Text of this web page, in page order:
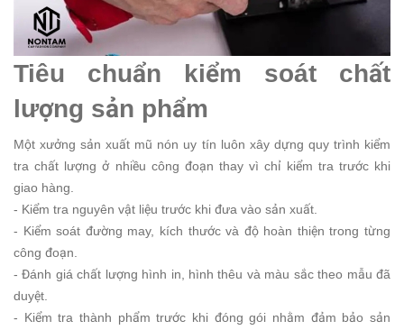
Tiêu chuẩn kiểm soát chất
lượng sản phẩm
Một xưởng sản xuất mũ nón uy tín luôn xây dựng quy trình kiểm
tra chất lượng ở nhiều công đoạn thay vì chỉ kiểm tra trước khi
giao hàng.
- Kiểm tra nguyên vật liệu trước khi đưa vào sản xuất.
- Kiểm soát đường may, kích thước và độ hoàn thiện trong từng
công đoạn.
- Đánh giá chất lượng hình in, hình thêu và màu sắc theo mẫu đã
duyệt.
- Kiểm tra thành phẩm trước khi đóng gói nhằm đảm bảo sản